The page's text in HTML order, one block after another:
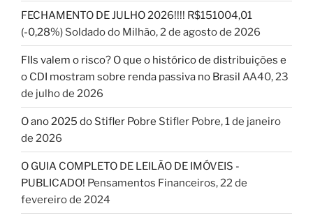
FECHAMENTO DE JULHO 2026!!!! R$151004,01
(-0,28%) Soldado do Milhão,2 de agosto de 2026
FIIs valem o risco? O que o histórico de distribuições e
o CDI mostram sobre renda passiva no Brasil AA40,23
de julho de 2026
O ano 2025 do Stifler Pobre Stifler Pobre,1 de janeiro
de 2026
O GUIA COMPLETO DE LEILÃO DE IMÓVEIS -
PUBLICADO! Pensamentos Financeiros,22 de
fevereiro de 2024